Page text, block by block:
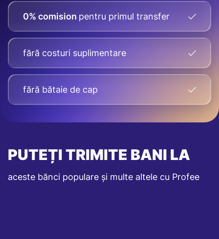
0% comision pentru primul transfer
fără costuri suplimentare
fără bătaie de cap
PUTEȚI TRIMITE BANI LA
aceste bănci populare și multe altele cu Profee